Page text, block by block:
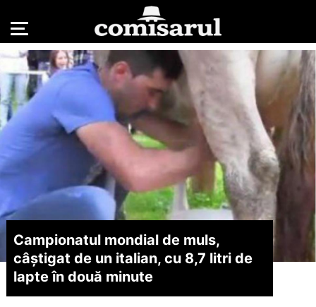
Campionatul mondial de muls,
câștigat de un italian, cu 8,7 litri de
lapte în două minute